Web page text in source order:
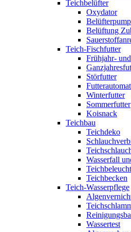
Teichbelüfter
Oxydator
Belüftung
Teich-Fischfutter
Frühjahr-
Störfutter
Winterfutter
Sommerfutter
Koisnack
Teichbau
Teichdeko
Wasserfall
Teichbecken
Teich-Wasserpflege
Wassertest